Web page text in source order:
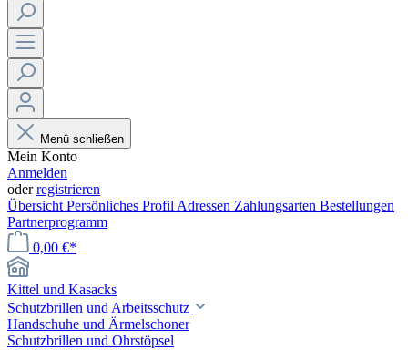
Menü schließen
Mein Konto
Anmelden
oderregistrieren
Übersicht Persönliches Profil Adressen Zahlungsarten Bestellungen
Partnerprogramm
0,00 €*
Kittel und Kasacks
Schutzbrillen und Arbeitsschutz
Handschuhe und Ärmelschoner
Schutzbrillen und Ohrstöpsel